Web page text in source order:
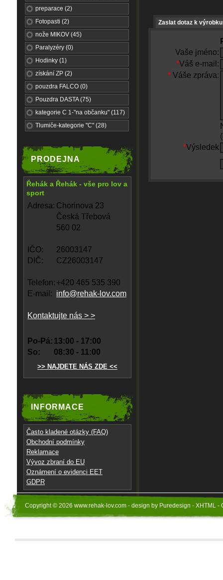
preparace (2)
Fotopasti (2)
nože MIKOV (45)
Paralyzéry (0)
Hodinky (1)
získání ZP (2)
pouzdra FALCO (0)
Pouzdra DASTA (75)
kategorie C 1-"na občanku" (117)
Tlumiče-kategorie "C" (28)
PRODEJNA
Řehák a Řehák - vše pro lov a
sport
Adresa: Chorinova 23
Česká Třebová
560 02
IČO:
26003147
DIČ:
CZ26003147
Telefon: +420 465 535 390
E-mail: info@rehak-lov.com
Kontaktujte nás > >
Po-Pá: 13:00 - 17:00
So:
08:30 - 11:00
>> NAJDETE NÁS ZDE <<
INFORMACE
Často kladené otázky (FAQ)
Obchodní podmínky
Reklamace
Vývoz zbraní do EU
Oznámení o evidenci EET
GDPR
Zaslat dotaz k výrobku
Vaše jméno:
*Váš e-mail:
* Váše zpráva:
*Výsledek
Copyright © 2026 www.rehak-lov.com - design by Puredesign - XHTML -